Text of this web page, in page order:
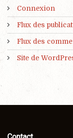
Connexion
Flux des
Flux des
Site de